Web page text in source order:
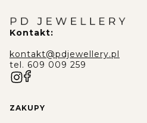
Kontakt:
kontakt@pdjewellery.pl
tel. 609 009 259
Linki w stopce
ZAKUPY